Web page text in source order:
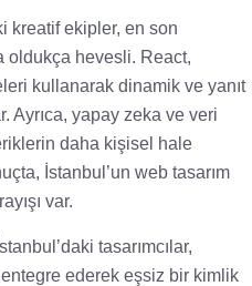
kreatif ekipler, en son
oldukça hevesli. React,
kullanarak dinamik ve yanıt
Ayrıca, yapay zeka ve veri
daha kişisel hale
İstanbul’un web tasarım
var.
tasarımcılar,
ederek eşsiz bir kimlik